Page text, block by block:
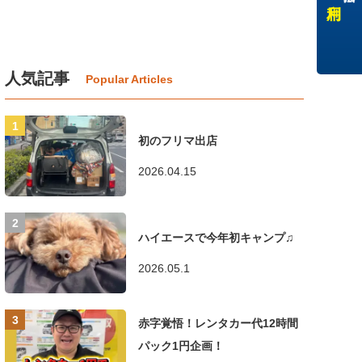
人気記事
初のフリマ出店
2026.04.15
ハイエースで今年初キャンプ♫
2026.05.1
赤字覚悟！レンタカー代12時間
パック1円企画！